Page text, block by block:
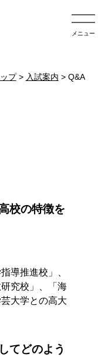
メニュー
ップ> 入試案内 > Q&A
校の特徴を
導推進校」、
究校」、「海
大学との高大
てどのよう